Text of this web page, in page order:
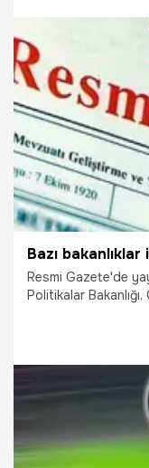
12.05.2019 Futbol
Resmi Gazete'de
Politikalar Bakanlığı, Gıda, Tarım ve Hayvancılık Bakanlığı,
29.09.2021